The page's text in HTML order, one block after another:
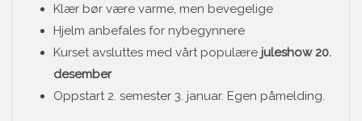
Klær bør være varme, men bevegelige
Hjelm anbefales for nybegynnere
Kurset avsluttes med vårt populære juleshow 20.
desember
Oppstart 2. semester 3. januar. Egen påmelding.